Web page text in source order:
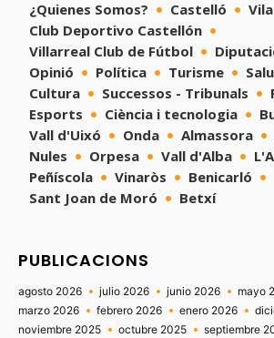
¿Quienes Somos? Castelló
Club Deportivo Castellón
Villarreal Club de Fútbol
Opinió
Política Turisme
Cultura
Successos - Tribunals
Esports
Ciència i tecnologia
Vall d'Uixó
Onda Almassora
Nules
Orpesa Vall d'Alba
Peñíscola
Vinaròs
Benicarló
Sant Joan de Moró
Betxí
PUBLICACIONS
agosto 2026 julio 2026 junio 2026 mayo
marzo 2026
febrero 2026 enero 2026
noviembre 2025
octubre 2025 septiembre